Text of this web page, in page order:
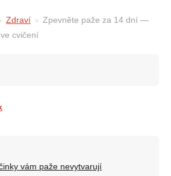
Zdraví
Zpevněte paže za 14 dní —
cvičení
vám paže nevytvarují